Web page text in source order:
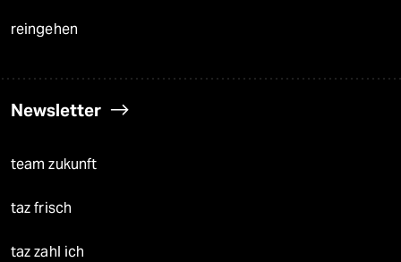
reingehen
Newsletter
team zukunft
taz frisch
taz zahl ich